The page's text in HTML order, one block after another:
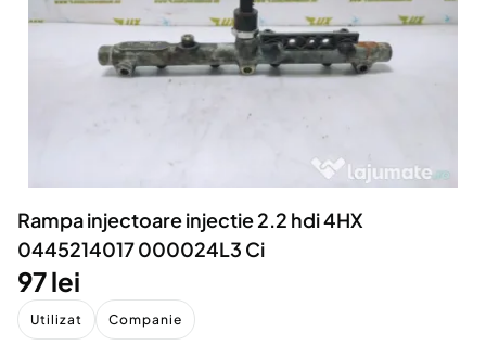
Servicii
Animale de companie
Afaceri și echipamente profesionale
Inchiriere Bunuri si Vehicule
Utilaje agricole si industriale
Piese auto si accesorii
Dacia Duster
Rampa injectoare injectie 2.2 hdi 4HX
0445214017 000024L3 Ci
97 lei
Utilizat Companie